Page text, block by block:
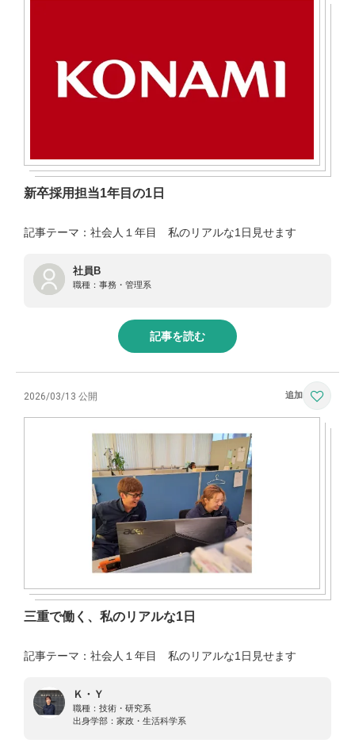
新卒採用担当1年目の1日
記事テーマ：社会人１年目 私のリアルな1日見せます
社員B
職種： 事務・管理系
記事を読む
2026/03/13 公開
三重で働く、私のリアルな1日
記事テーマ：社会人１年目 私のリアルな1日見せます
Ｋ・Ｙ
職種： 技術・研究系
出身学部： 家政・生活科学系